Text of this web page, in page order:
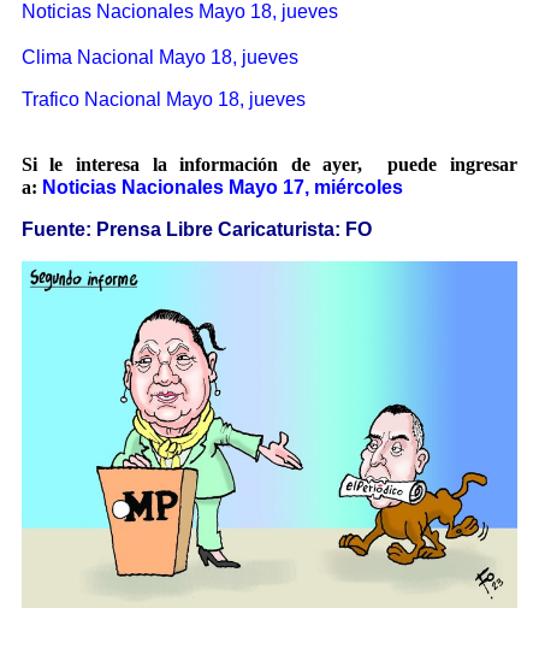
Noticias Nacionales Mayo 18, jueves
Clima Nacional Mayo 18, jueves
Trafico Nacional Mayo 18, jueves
Si le interesa la información de ayer, puede ingresar
a: Noticias Nacionales Mayo 17, miércoles
Fuente: Prensa Libre Caricaturista: FO